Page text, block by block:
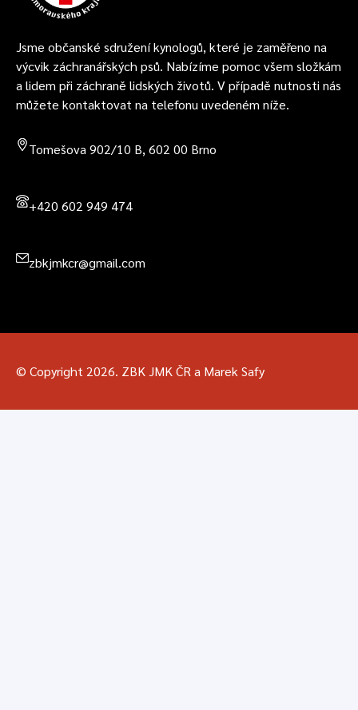
Jsme občanské sdružení kynologů, které je zaměřeno na
výcvik záchranářských psů. Nabízíme pomoc všem složkám
a lidem při záchraně lidských životů. V případě nutnosti nás
můžete kontaktovat na telefonu uvedeném níže.
Tomešova 902/10 B, 602 00 Brno
+420 602 949 474
zbkjmkcr@gmail.com
© Copyright 2026. ZBK JMK ČR a Marek Safy